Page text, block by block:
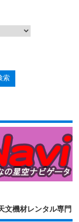
文機材レンタル専門